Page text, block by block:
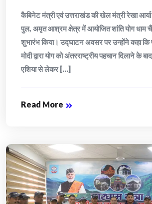
कैबिनेट मंत्री एवं उत्तराखंड की खेल मंत्री रेखा
पुल, अमृत आश्रम क्षेत्र में आयोजित शांति योग धाम
शुभारंभ किया। उद्घाटन अवसर पर उन्होंने कहा कि
मोदी द्वारा योग को अंतरराष्ट्रीय पहचान दिलाने के
एशिया से लेकर [...]
Read More